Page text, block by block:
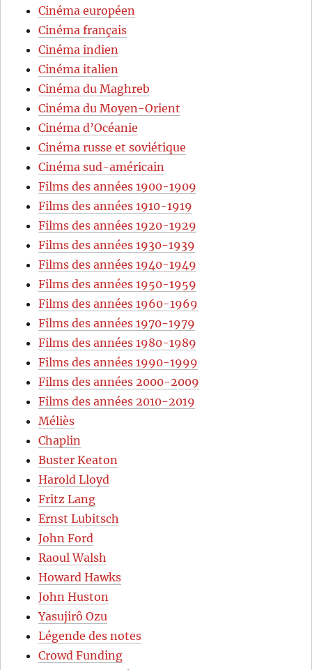
Cinéma européen
Cinéma français
Cinéma indien
Cinéma italien
Cinéma du Maghreb
Cinéma du Moyen-Orient
Cinéma d’Océanie
Cinéma russe et soviétique
Cinéma sud-américain
Films des années 1900-1909
Films des années 1910-1919
Films des années 1920-1929
Films des années 1930-1939
Films des années 1940-1949
Films des années 1950-1959
Films des années 1960-1969
Films des années 1970-1979
Films des années 1980-1989
Films des années 1990-1999
Films des années 2000-2009
Films des années 2010-2019
Méliès
Chaplin
Buster Keaton
Harold Lloyd
Fritz Lang
Ernst Lubitsch
John Ford
Raoul Walsh
Howard Hawks
John Huston
Yasujirô Ozu
Légende des notes
Crowd Funding